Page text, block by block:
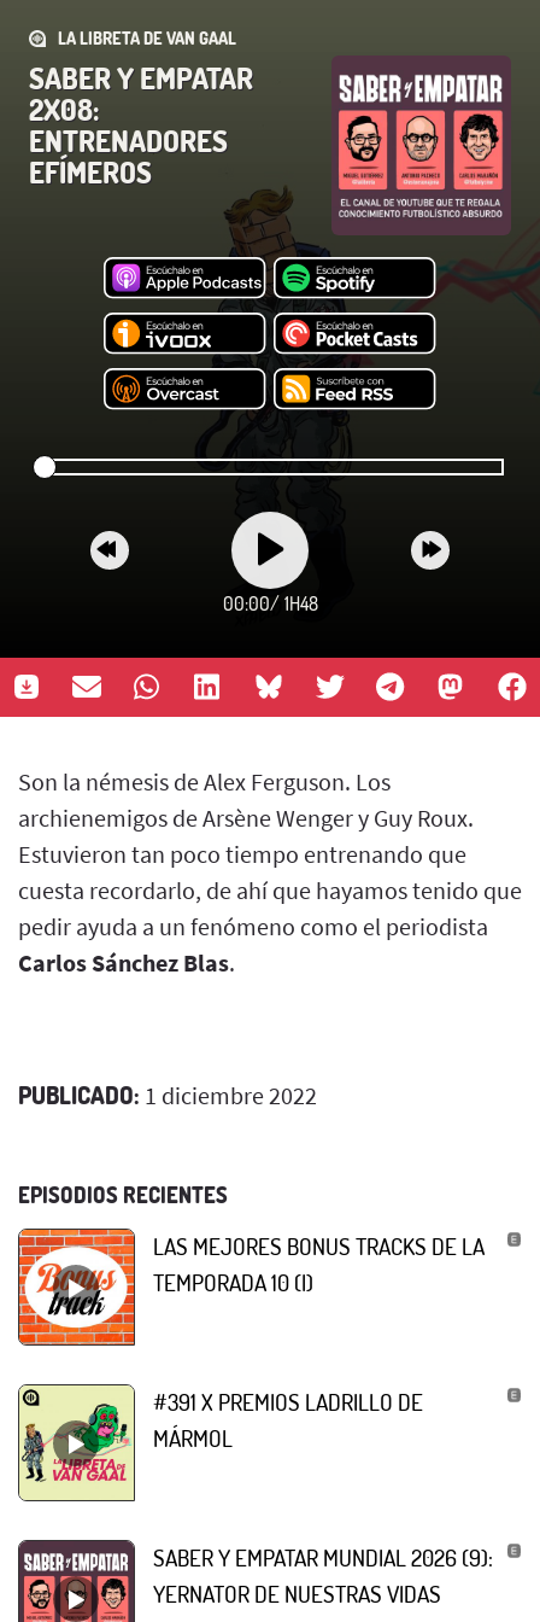
LA LIBRETA DE VAN GAAL
SABER Y EMPATAR
2X08:
ENTRENADORES
EFÍMEROS
00:00/ 1H48
Son la némesis de Alex Ferguson. Los
archienemigos de Arsène Wenger y Guy Roux.
Estuvieron tan poco tiempo entrenando que
cuesta recordarlo, de ahí que hayamos tenido que
pedir ayuda a un fenómeno como el periodista
Carlos Sánchez Blas.
PUBLICADO: 1 diciembre 2022
EPISODIOS RECIENTES
LAS MEJORES BONUS TRACKS DE LA
TEMPORADA 10 (I)
#391 X PREMIOS LADRILLO DE
MÁRMOL
SABER Y EMPATAR MUNDIAL 2026 (9):
YERNATOR DE NUESTRAS VIDAS